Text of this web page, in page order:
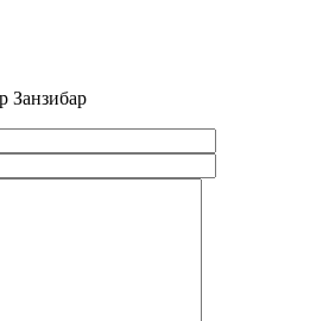
Занзибар